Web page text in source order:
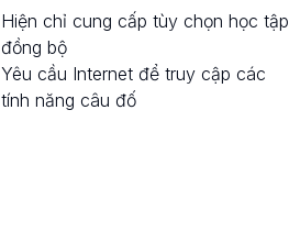
Hiện chỉ cung cấp tùy chọn học tập
đồng bộ
Yêu cầu Internet để truy cập các
tính năng câu đố